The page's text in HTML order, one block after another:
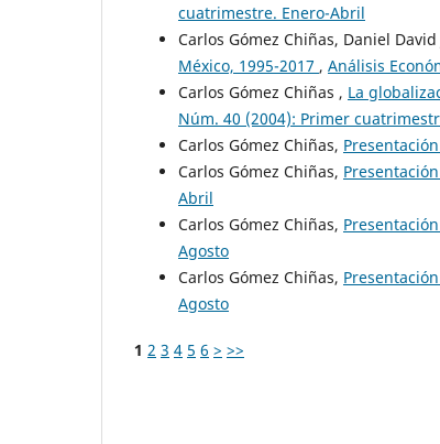
cuatrimestre. Enero-Abril
Carlos Gómez Chiñas, Daniel David
México, 1995-2017 , Análisis
Carlos Gómez Chiñas , La
Núm. 40 (2004): Primer
Carlos Gómez Chiñas, Presentación
Carlos Gómez Chiñas, Presentación
Abril
Carlos Gómez Chiñas, Presentación
Agosto
Carlos Gómez Chiñas, Presentación
Agosto
1 2 3 4 5 6 > >>